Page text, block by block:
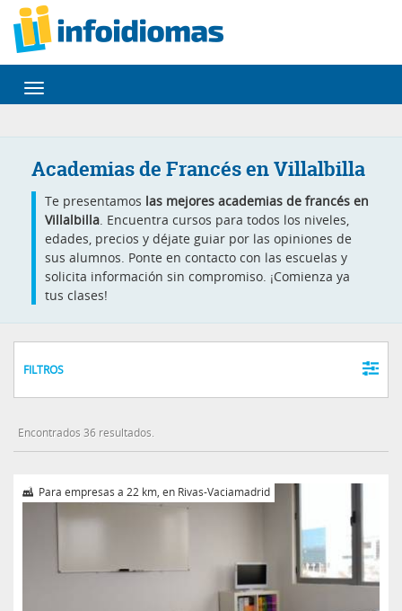
Desplegar
navegación
Academias de Francés en Villalbilla
Te presentamos las mejores academias de francés en
Villalbilla. Encuentra cursos para todos los niveles,
edades, precios y déjate guiar por las opiniones de
sus alumnos. Ponte en contacto con las escuelas y
solicita información sin compromiso. ¡Comienza ya
tus clases!
FILTROS
Encontrados 36 resultados.
Para empresas a 22 km, en Rivas-Vaciamadrid